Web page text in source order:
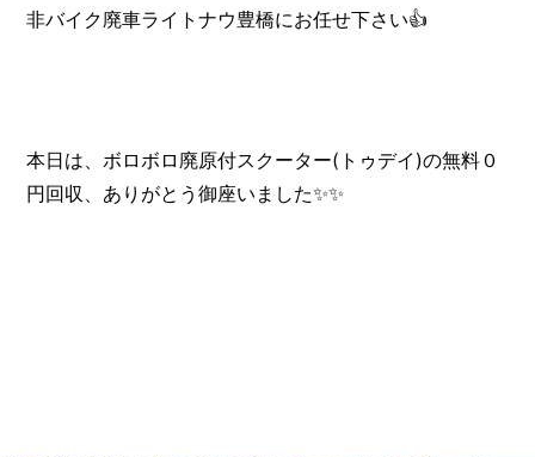
非バイク廃車ライトナウ豊橋にお任せ下さい👍️
本日は、ボロボロ廃原付スクーター(トゥデイ)の無料０
円回収、ありがとう御座いました✨✨